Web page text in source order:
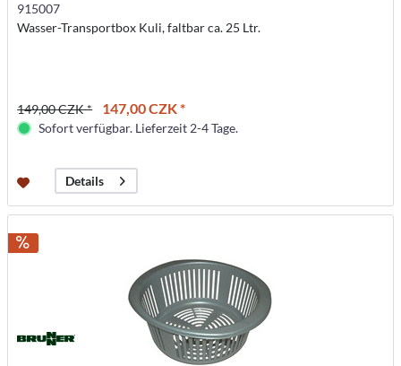
915007
Wasser-Transportbox Kuli, faltbar ca. 25 Ltr.
149,00 CZK * 147,00 CZK *
Sofort verfügbar. Lieferzeit 2-4 Tage.
Details